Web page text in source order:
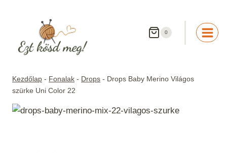
0
Kezdőlap - Fonalak - Drops - Drops Baby Merino Világos
szürke Uni Color 22